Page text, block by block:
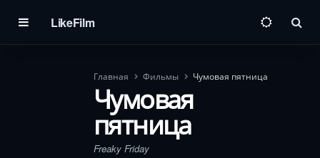
LikeFilm
Главная Фильмы Чумовая пятница
Чумовая
пятница
Freaky Friday